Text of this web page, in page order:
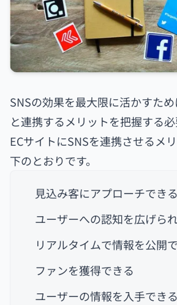
SNSの効果を最大限に活かすた
と連携するメリットを把握する必
ECサイトにSNSを連携させるメ
下のとおりです。
見込み客にアプローチできる
ユーザーへの認知を広げら
リアルタイムで情報を公開
ファンを獲得できる
ユーザーの情報を入手できる